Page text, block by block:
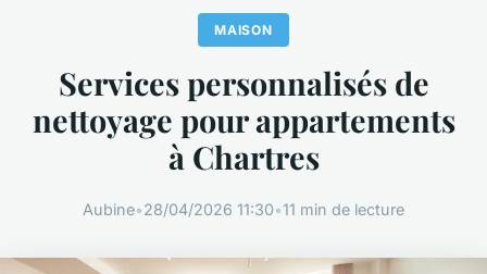
MAISON
Services personnalisés de
nettoyage pour appartements
à Chartres
Aubine•28/04/2026 11:30•11 min de lecture